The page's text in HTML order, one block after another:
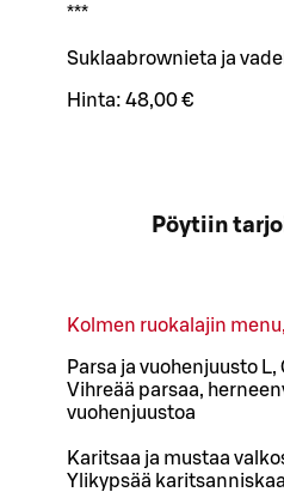
***
Suklaabrownieta ja
Hinta: 48,00 €
Pöytiin
Kolmen ruokalajin
Parsa ja vuohenjuusto L,
Vihreää parsaa,
vuohenjuustoa
Karitsaa ja mustaa
Ylikypsää